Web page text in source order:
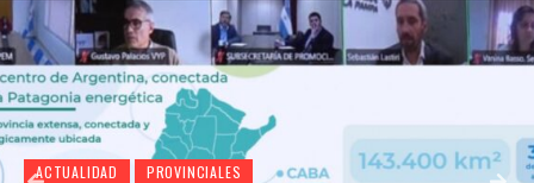
ACTUALIDAD PROVINCIALES